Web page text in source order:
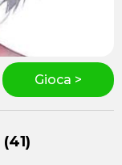
Gioca >
(41)